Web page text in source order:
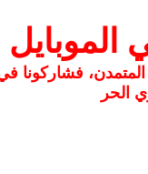
المتمدن، فشاركونا
الحر